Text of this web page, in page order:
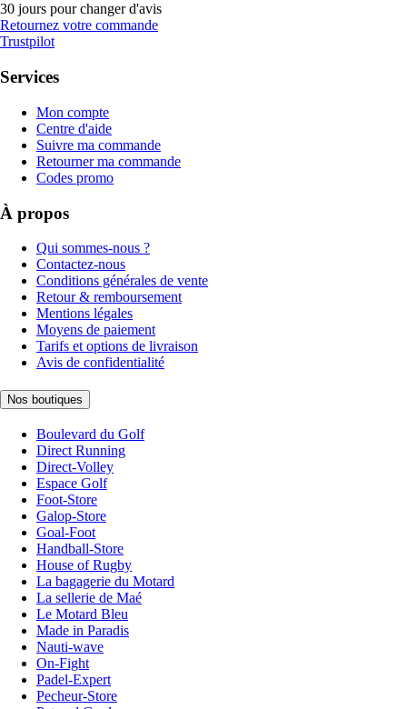
30 jours pour changer d'avis
Retournez votre commande
Trustpilot
Services
Mon compte
Centre d'aide
Suivre ma commande
Retourner ma commande
Codes promo
À propos
Qui sommes-nous ?
Contactez-nous
Conditions générales de vente
Retour & remboursement
Mentions légales
Moyens de paiement
Tarifs et options de livraison
Avis de confidentialité
Nos boutiques
Boulevard du Golf
Direct Running
Direct-Volley
Espace Golf
Foot-Store
Galop-Store
Goal-Foot
Handball-Store
House of Rugby
La bagagerie du Motard
La sellerie de Maé
Le Motard Bleu
Made in Paradis
Nauti-wave
On-Fight
Padel-Expert
Pecheur-Store